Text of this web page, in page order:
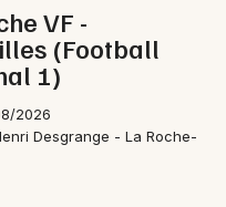
VF -
(Football
1)
2026
Desgrange - La Roche-